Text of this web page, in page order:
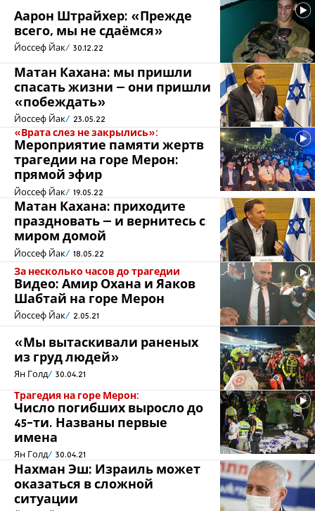
Аарон Штрайхер: «Прежде
всего, мы не сдаёмся»
Йоссеф Йак 30.12.22
Матан Кахана: мы пришли
спасать жизни – они пришли
«побеждать»
Йоссеф Йак 23.05.22
«Врата слез не закрылись»:
Мероприятие памяти жертв
трагедии на горе Мерон:
прямой эфир
Йоссеф Йак 19.05.22
Матан Кахана: приходите
праздновать – и вернитесь с
миром домой
Йоссеф Йак 18.05.22
За несколько часов до трагедии
Видео: Амир Охана и Яаков
Шабтай на горе Мерон
Йоссеф Йак 2.05.21
«Мы вытаскивали раненых
из груд людей»
Ян Голд 30.04.21
Трагедия на горе Мерон:
Число погибших выросло до
45-ти. Названы первые
имена
Ян Голд 30.04.21
Нахман Эш: Израиль может
оказаться в сложной
ситуации